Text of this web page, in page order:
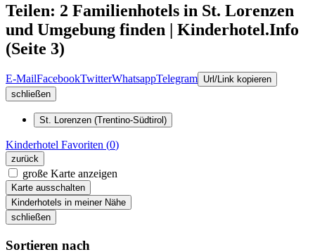
Teilen: 2 Familienhotels in St. Lorenzen
und Umgebung finden | Kinderhotel.Info
(Seite 3)
E-MailFacebookTwitterWhatsappTelegram Url/Link kopieren
schließen
St. Lorenzen (Trentino-Südtirol)
Kinderhotel Favoriten (0)
zurück
große Karte anzeigen
Karte ausschalten
Kinderhotels in meiner Nähe
schließen
Sortieren nach